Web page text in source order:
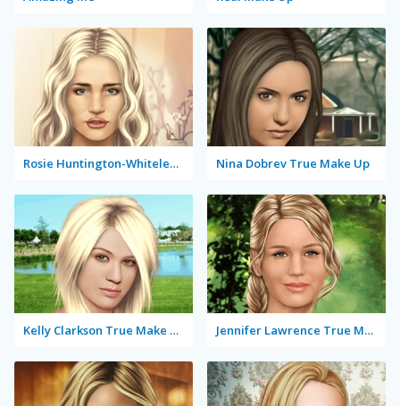
Rosie Huntington-Whiteley True Make Up Nina Dobrev True Make Up
Kelly Clarkson True Make Up Jennifer Lawrence True Make Up